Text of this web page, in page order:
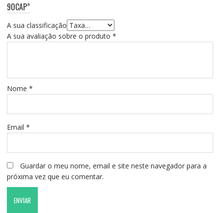
90CAP”
A sua classificação
A sua avaliação sobre o produto *
Nome *
Email *
Guardar o meu nome, email e site neste navegador para a
próxima vez que eu comentar.